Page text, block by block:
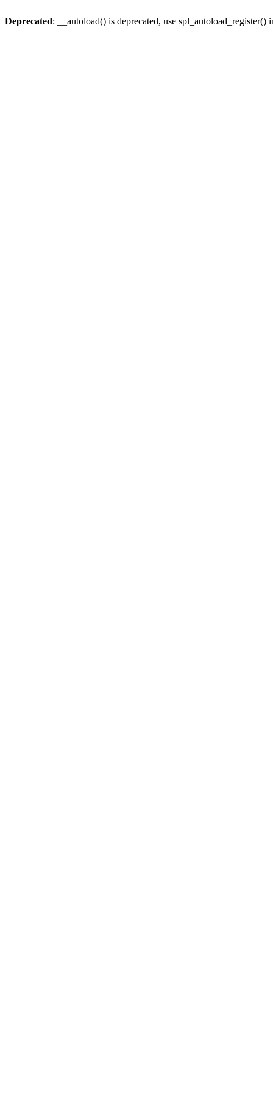
Deprecated: __autoload() is deprecated, use spl_autoload_register()